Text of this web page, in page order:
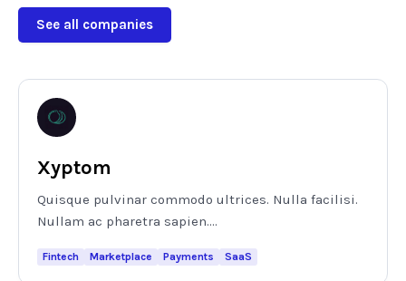
See all companies
Xyptom
Quisque pulvinar commodo ultrices. Nulla facilisi.
Nullam ac pharetra sapien....
Fintech Marketplace Payments SaaS